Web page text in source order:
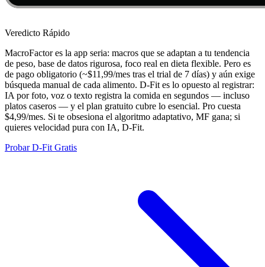
Veredicto Rápido
MacroFactor es la app seria: macros que se adaptan a tu tendencia
de peso, base de datos rigurosa, foco real en dieta flexible. Pero es
de pago obligatorio (~$11,99/mes tras el trial de 7 días) y aún exige
búsqueda manual de cada alimento. D-Fit es lo opuesto al registrar:
IA por foto, voz o texto registra la comida en segundos — incluso
platos caseros — y el plan gratuito cubre lo esencial. Pro cuesta
$4,99/mes. Si te obsesiona el algoritmo adaptativo, MF gana; si
quieres velocidad pura con IA, D-Fit.
Probar D-Fit Gratis